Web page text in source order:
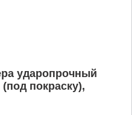
ударопрочный
покраску),